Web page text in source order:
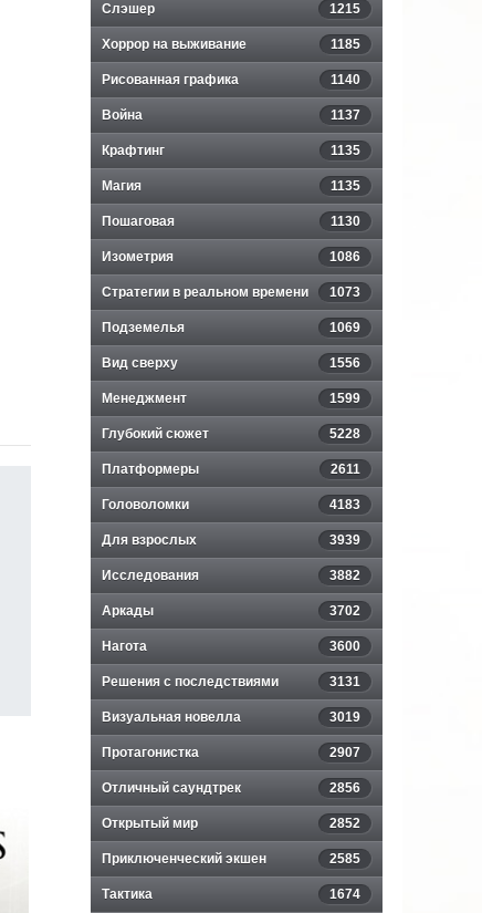
Слэшер 1215
Хоррор на выживание 1185
Рисованная графика 1140
Война 1137
Крафтинг 1135
Магия 1135
Пошаговая 1130
Изометрия 1086
Стратегии в реальном времени 1073
Подземелья 1069
Вид сверху 1556
Менеджмент 1599
Глубокий сюжет 5228
Платформеры 2611
Головоломки 4183
Для взрослых 3939
Исследования 3882
Аркады 3702
Нагота 3600
Решения с последствиями 3131
Визуальная новелла 3019
Протагонистка 2907
Отличный саундтрек 2856
Открытый мир 2852
Приключенческий экшен 2585
Тактика 1674